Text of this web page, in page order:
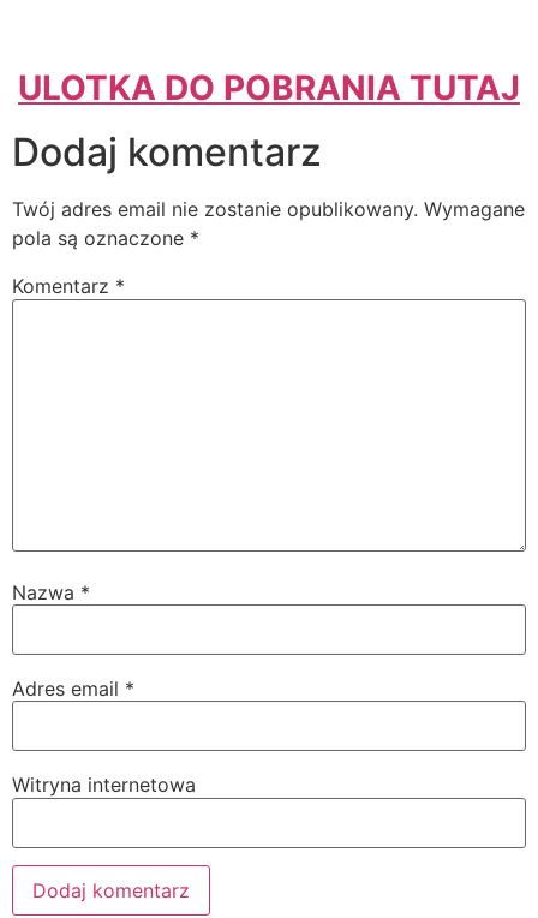
ULOTKA DO POBRANIA TUTAJ
Dodaj komentarz
Twój adres email nie zostanie opublikowany. Wymagane
pola są oznaczone *
Komentarz *
Nazwa *
Adres email *
Witryna internetowa